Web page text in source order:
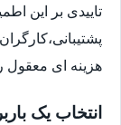
تاییدی بر این
هزینه ای معقول
انتخاب یک